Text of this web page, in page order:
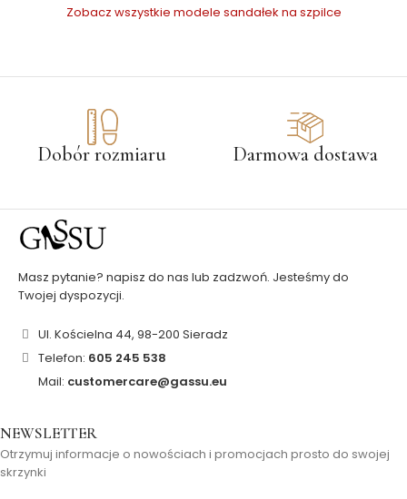
Zobacz wszystkie modele sandałek na szpilce
Dobór rozmiaru Darmowa dostawa
Masz pytanie? napisz do nas lub zadzwoń. Jesteśmy do
Twojej dyspozycji.
Ul. Kościelna 44, 98-200 Sieradz
Telefon: 605 245 538
Mail: customercare@gassu.eu
NEWSLETTER
Otrzymuj informacje o nowościach i promocjach prosto do swojej
skrzynki